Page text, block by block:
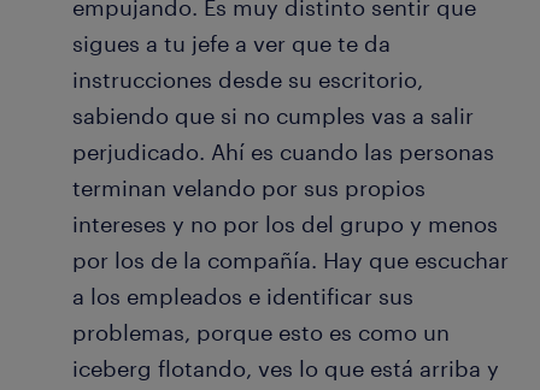
empujando. Es muy distinto sentir que
sigues a tu jefe a ver que te da
instrucciones desde su escritorio,
sabiendo que si no cumples vas a salir
perjudicado. Ahí es cuando las personas
terminan velando por sus propios
intereses y no por los del grupo y menos
por los de la compañía. Hay que escuchar
a los empleados e identificar sus
problemas, porque esto es como un
iceberg flotando, ves lo que está arriba y